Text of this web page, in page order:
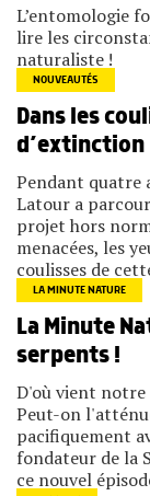
L’entomologie
lire les
naturaliste !
NOUVEAUTÉS
Dans les
d’extinction
Pendant quatre
Latour a
projet hors
menacées, les
coulisses de
LA MINUTE NATURE
La Minute
serpents !
D'où vient notre
Peut-on
pacifiquement
fondateur de la
ce nouvel